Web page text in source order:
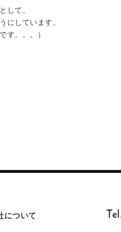
して、
にしています。
す。。。）
について